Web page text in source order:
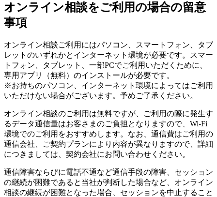
オンライン相談をご利用の場合の留意
事項
オンライン相談ご利用にはパソコン、スマートフォン、タブ
レットのいずれかとインターネット環境が必要です。スマー
トフォン、タブレット、一部PCでご利用いただくために、
専用アプリ（無料）のインストールが必要です。
※お持ちのパソコン、インターネット環境によってはご利用
いただけない場合がございます。予めご了承ください。
オンライン相談のご利用は無料ですが、ご利用の際に発生す
るデータ通信量はお客さまのご負担となりますので、Wi-Fi
環境でのご利用をおすすめします。なお、通信費はご利用の
通信会社、ご契約プランにより内容が異なりますので、詳細
につきましては、契約会社にお問い合わせください。
通信障害ならびに電話不通など通信手段の障害、セッション
の継続が困難であると当社が判断した場合など、オンライン
相談の継続が困難となった場合、セッションを中止すること